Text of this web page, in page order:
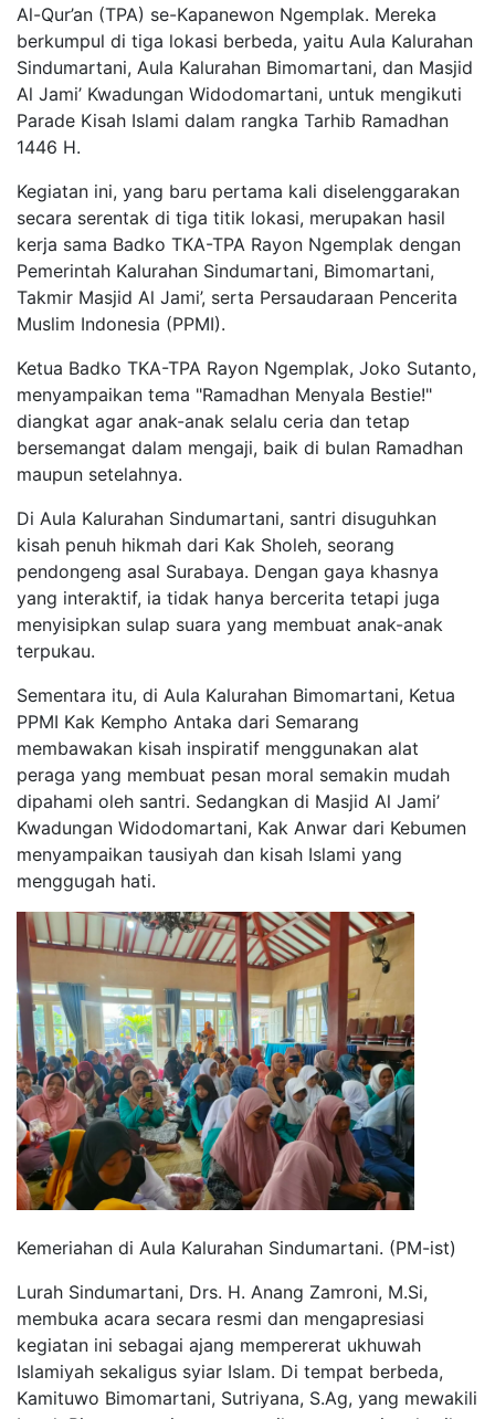
Al-Qur’an (TPA) se-Kapanewon Ngemplak. Mereka
berkumpul di tiga lokasi berbeda, yaitu Aula Kalurahan
Sindumartani, Aula Kalurahan Bimomartani, dan Masjid
Al Jami’ Kwadungan Widodomartani, untuk mengikuti
Parade Kisah Islami dalam rangka Tarhib Ramadhan
1446 H.
Kegiatan ini, yang baru pertama kali diselenggarakan
secara serentak di tiga titik lokasi, merupakan hasil
kerja sama Badko TKA-TPA Rayon Ngemplak dengan
Pemerintah Kalurahan Sindumartani, Bimomartani,
Takmir Masjid Al Jami’, serta Persaudaraan Pencerita
Muslim Indonesia (PPMI).
Ketua Badko TKA-TPA Rayon Ngemplak, Joko Sutanto,
menyampaikan tema "Ramadhan Menyala Bestie!"
diangkat agar anak-anak selalu ceria dan tetap
bersemangat dalam mengaji, baik di bulan Ramadhan
maupun setelahnya.
Di Aula Kalurahan Sindumartani, santri disuguhkan
kisah penuh hikmah dari Kak Sholeh, seorang
pendongeng asal Surabaya. Dengan gaya khasnya
yang interaktif, ia tidak hanya bercerita tetapi juga
menyisipkan sulap suara yang membuat anak-anak
terpukau.
Sementara itu, di Aula Kalurahan Bimomartani, Ketua
PPMI Kak Kempho Antaka dari Semarang
membawakan kisah inspiratif menggunakan alat
peraga yang membuat pesan moral semakin mudah
dipahami oleh santri. Sedangkan di Masjid Al Jami’
Kwadungan Widodomartani, Kak Anwar dari Kebumen
menyampaikan tausiyah dan kisah Islami yang
menggugah hati.
Kemeriahan di Aula Kalurahan Sindumartani. (PM-ist)
Lurah Sindumartani, Drs. H. Anang Zamroni, M.Si,
membuka acara secara resmi dan mengapresiasi
kegiatan ini sebagai ajang mempererat ukhuwah
Islamiyah sekaligus syiar Islam. Di tempat berbeda,
Kamituwo Bimomartani, Sutriyana, S.Ag, yang mewakili